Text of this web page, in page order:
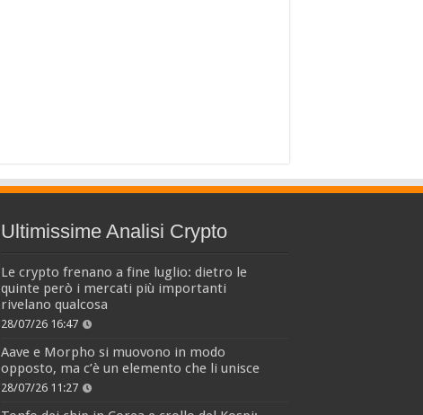
Ultimissime Analisi Crypto
Le crypto frenano a fine luglio: dietro le
quinte però i mercati più importanti
rivelano qualcosa
28/07/26 16:47
Aave e Morpho si muovono in modo
opposto, ma c’è un elemento che li unisce
28/07/26 11:27